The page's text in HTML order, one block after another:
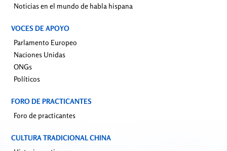
Noticias en el mundo de habla hispana
VOCES DE APOYO
Parlamento Europeo
Naciones Unidas
ONGs
Políticos
FORO DE PRACTICANTES
Foro de practicantes
CULTURA TRADICIONAL CHINA